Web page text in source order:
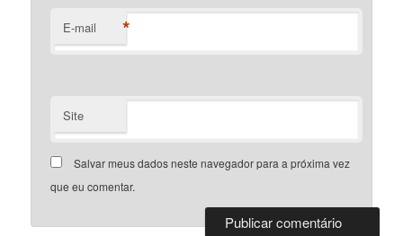
E-mail *
Site
Salvar meus dados neste navegador para a próxima vez
que eu comentar.